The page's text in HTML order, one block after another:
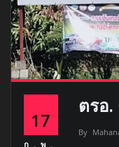
17
ก.พ.
ตรอ.
By